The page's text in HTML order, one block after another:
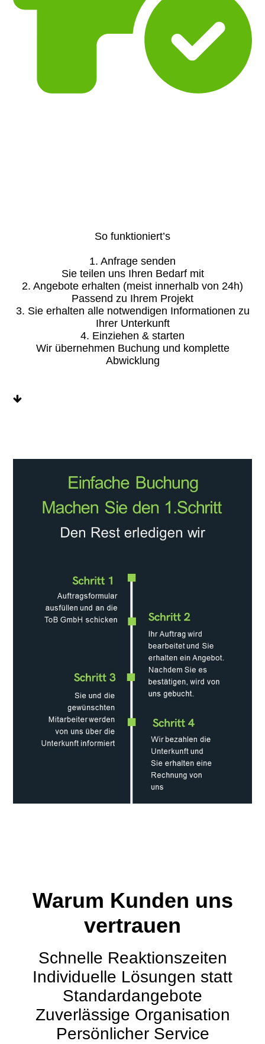
So funktioniert’s
1. Anfrage senden
Sie teilen uns Ihren Bedarf mit
2. Angebote erhalten (meist innerhalb von 24h)
Passend zu Ihrem Projekt
3. Sie erhalten alle notwendigen Informationen zu
Ihrer Unterkunft
4. Einziehen & starten
Wir übernehmen Buchung und komplette
Abwicklung
Warum Kunden uns
vertrauen
Schnelle Reaktionszeiten
Individuelle Lösungen statt
Standardangebote
Zuverlässige Organisation
Persönlicher Service